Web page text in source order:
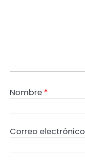
Nombre *
Correo electrónico